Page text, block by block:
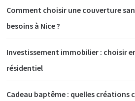
Comment choisir une couverture
besoins à Nice ?
Investissement immobilier : choisir
résidentiel
Cadeau baptême : quelles créations